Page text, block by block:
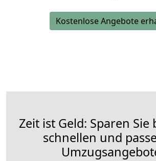
Kostenlose Angebote
Zeit ist Geld: Sparen Sie
schnellen und